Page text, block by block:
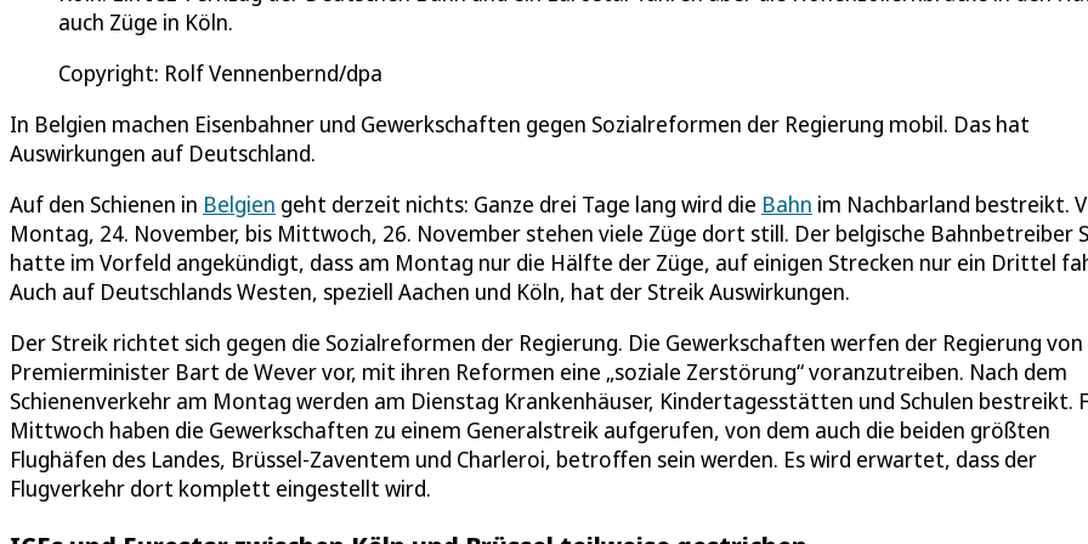
auch Züge in Köln.
Copyright: Rolf Vennenbernd/dpa
In Belgien machen Eisenbahner und Gewerkschaften gegen Sozialreformen der Regierung mobil. Das hat
Auswirkungen auf Deutschland.
Auf den Schienen in Belgien geht derzeit nichts: Ganze drei Tage lang wird die Bahn im Nachbarland bestreikt.
Montag, 24. November, bis Mittwoch, 26. November stehen viele Züge dort still. Der belgische Bahnbetreiber
hatte im Vorfeld angekündigt, dass am Montag nur die Hälfte der Züge, auf einigen Strecken nur ein Drittel
Auch auf Deutschlands Westen, speziell Aachen und Köln, hat der Streik Auswirkungen.
Der Streik richtet sich gegen die Sozialreformen der Regierung. Die Gewerkschaften werfen der Regierung von
Premierminister Bart de Wever vor, mit ihren Reformen eine „soziale Zerstörung“ voranzutreiben. Nach dem
Schienenverkehr am Montag werden am Dienstag Krankenhäuser, Kindertagesstätten und Schulen bestreikt.
Mittwoch haben die Gewerkschaften zu einem Generalstreik aufgerufen, von dem auch die beiden größten
Flughäfen des Landes, Brüssel-Zaventem und Charleroi, betroffen sein werden. Es wird erwartet, dass der
Flugverkehr dort komplett eingestellt wird.